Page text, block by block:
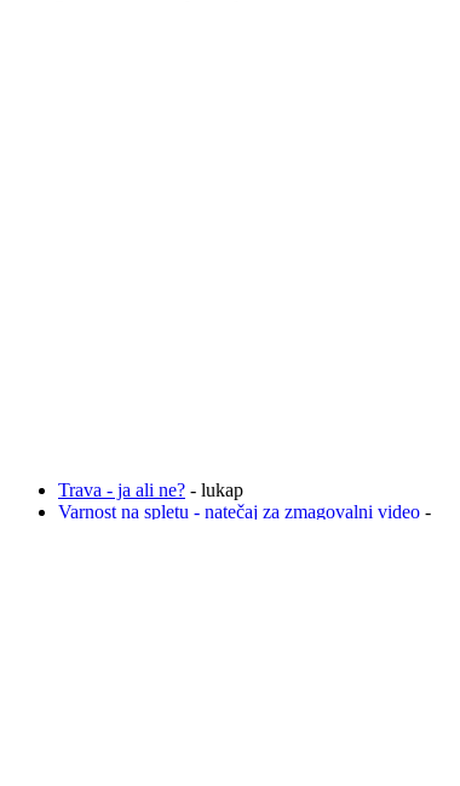
Trava - ja ali ne? - lukap
Varnost na spletu - natečaj za zmagovalni video -